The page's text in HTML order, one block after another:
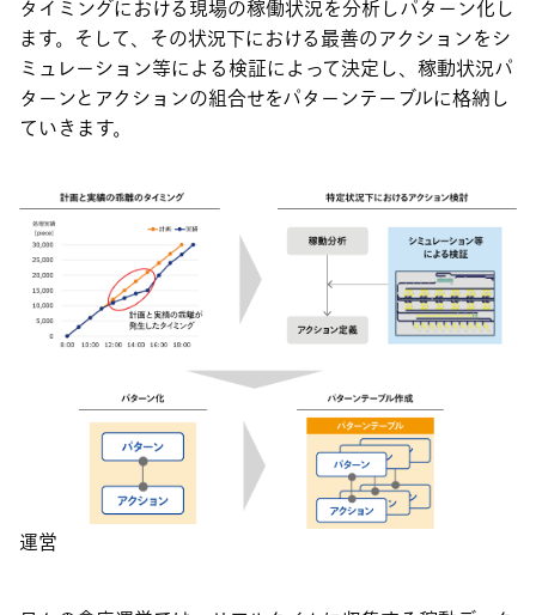
タイミングにおける現場の稼働状況を分析しパターン化し
ます。そして、その状況下における最善のアクションをシ
ミュレーション等による検証によって決定し、稼動状況パ
ターンとアクションの組合せをパターンテーブルに格納し
ていきます。
運営